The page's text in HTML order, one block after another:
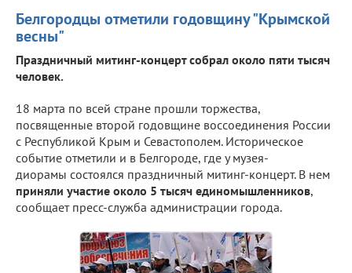
Белгородцы отметили годовщину "Крымской
весны"
Праздничный митинг-концерт собрал около пяти тысяч
человек.
18 марта по всей стране прошли торжества,
посвященные второй годовщине воссоединения России
с Республикой Крым и Севастополем. Историческое
событие отметили и в Белгороде, где у музея-
диорамы состоялся праздничный митинг-концерт. В нем
приняли участие около 5 тысяч единомышленников,
сообщает пресс-служба администрации города.